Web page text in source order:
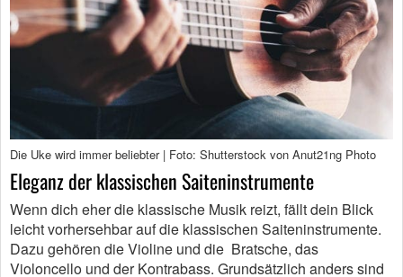
Die Uke wird immer beliebter | Foto: Shutterstock von Anut21ng Photo
Eleganz der klassischen Saiteninstrumente
Wenn dich eher die klassische Musik reizt, fällt dein Blick
leicht vorhersehbar auf die klassischen Saiteninstrumente.
Dazu gehören die Violine und die Bratsche, das
Violoncello und der Kontrabass. Grundsätzlich anders sind